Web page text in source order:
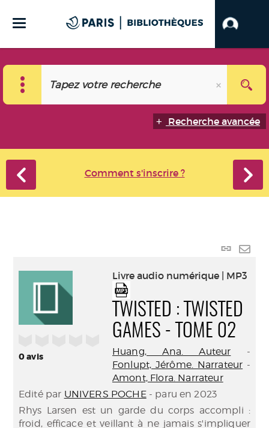
Recherche avancée
Comment s'inscrire ?
Lien
par
0avis
Livre audio numérique | MP3
TWISTED : TWISTED
GAMES - TOME 02
Huang, Ana. Auteur -
Fonlupt, Jérôme. Narrateur -
Amont, Flora. Narrateur
Edité par UNIVERS POCHE- paru en 2023
​Rhys Larsen est un garde du corps accompli :
froid, efficace et veillant à ne jamais s'impliquer